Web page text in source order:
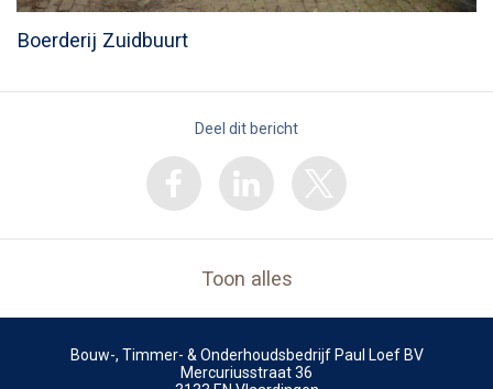
Boerderij Zuidbuurt
Deel dit bericht
Toon alles
Bouw-, Timmer- & Onderhoudsbedrijf Paul Loef BV
Mercuriusstraat 36